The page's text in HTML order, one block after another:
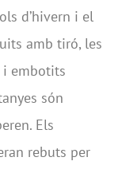
d’hivern i el
amb tiró, les
i embotits
són
Els
rebuts per